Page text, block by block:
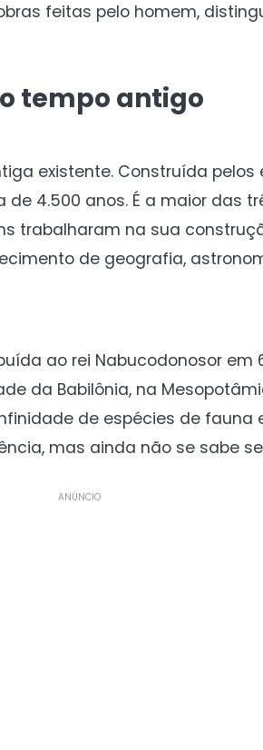
feitas pelo homem,
tempo antigo
existente. Construída
4.500 anos. É a maior das
trabalharam na sua
de geografia,
ao rei Nabucodonosor em
da Babilônia, na
de espécies de fauna
mas ainda não se sabe
ANÚNCIO